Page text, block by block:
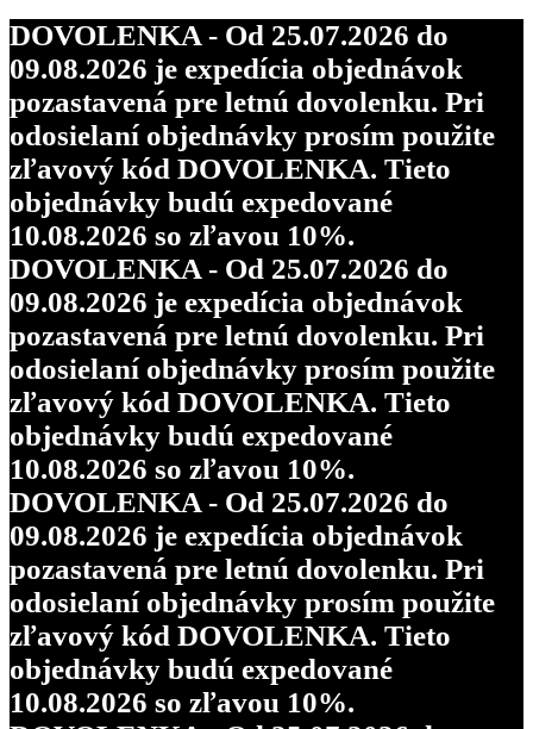
DOVOLENKA - Od 25.07.2026 do
09.08.2026 je expedícia objednávok
pozastavená pre letnú dovolenku. Pri
odosielaní objednávky prosím použite
zľavový kód DOVOLENKA. Tieto
objednávky budú expedované
10.08.2026 so zľavou 10%.
DOVOLENKA - Od 25.07.2026 do
09.08.2026 je expedícia objednávok
pozastavená pre letnú dovolenku. Pri
odosielaní objednávky prosím použite
zľavový kód DOVOLENKA. Tieto
objednávky budú expedované
10.08.2026 so zľavou 10%.
DOVOLENKA - Od 25.07.2026 do
09.08.2026 je expedícia objednávok
pozastavená pre letnú dovolenku. Pri
odosielaní objednávky prosím použite
zľavový kód DOVOLENKA. Tieto
objednávky budú expedované
10.08.2026 so zľavou 10%.